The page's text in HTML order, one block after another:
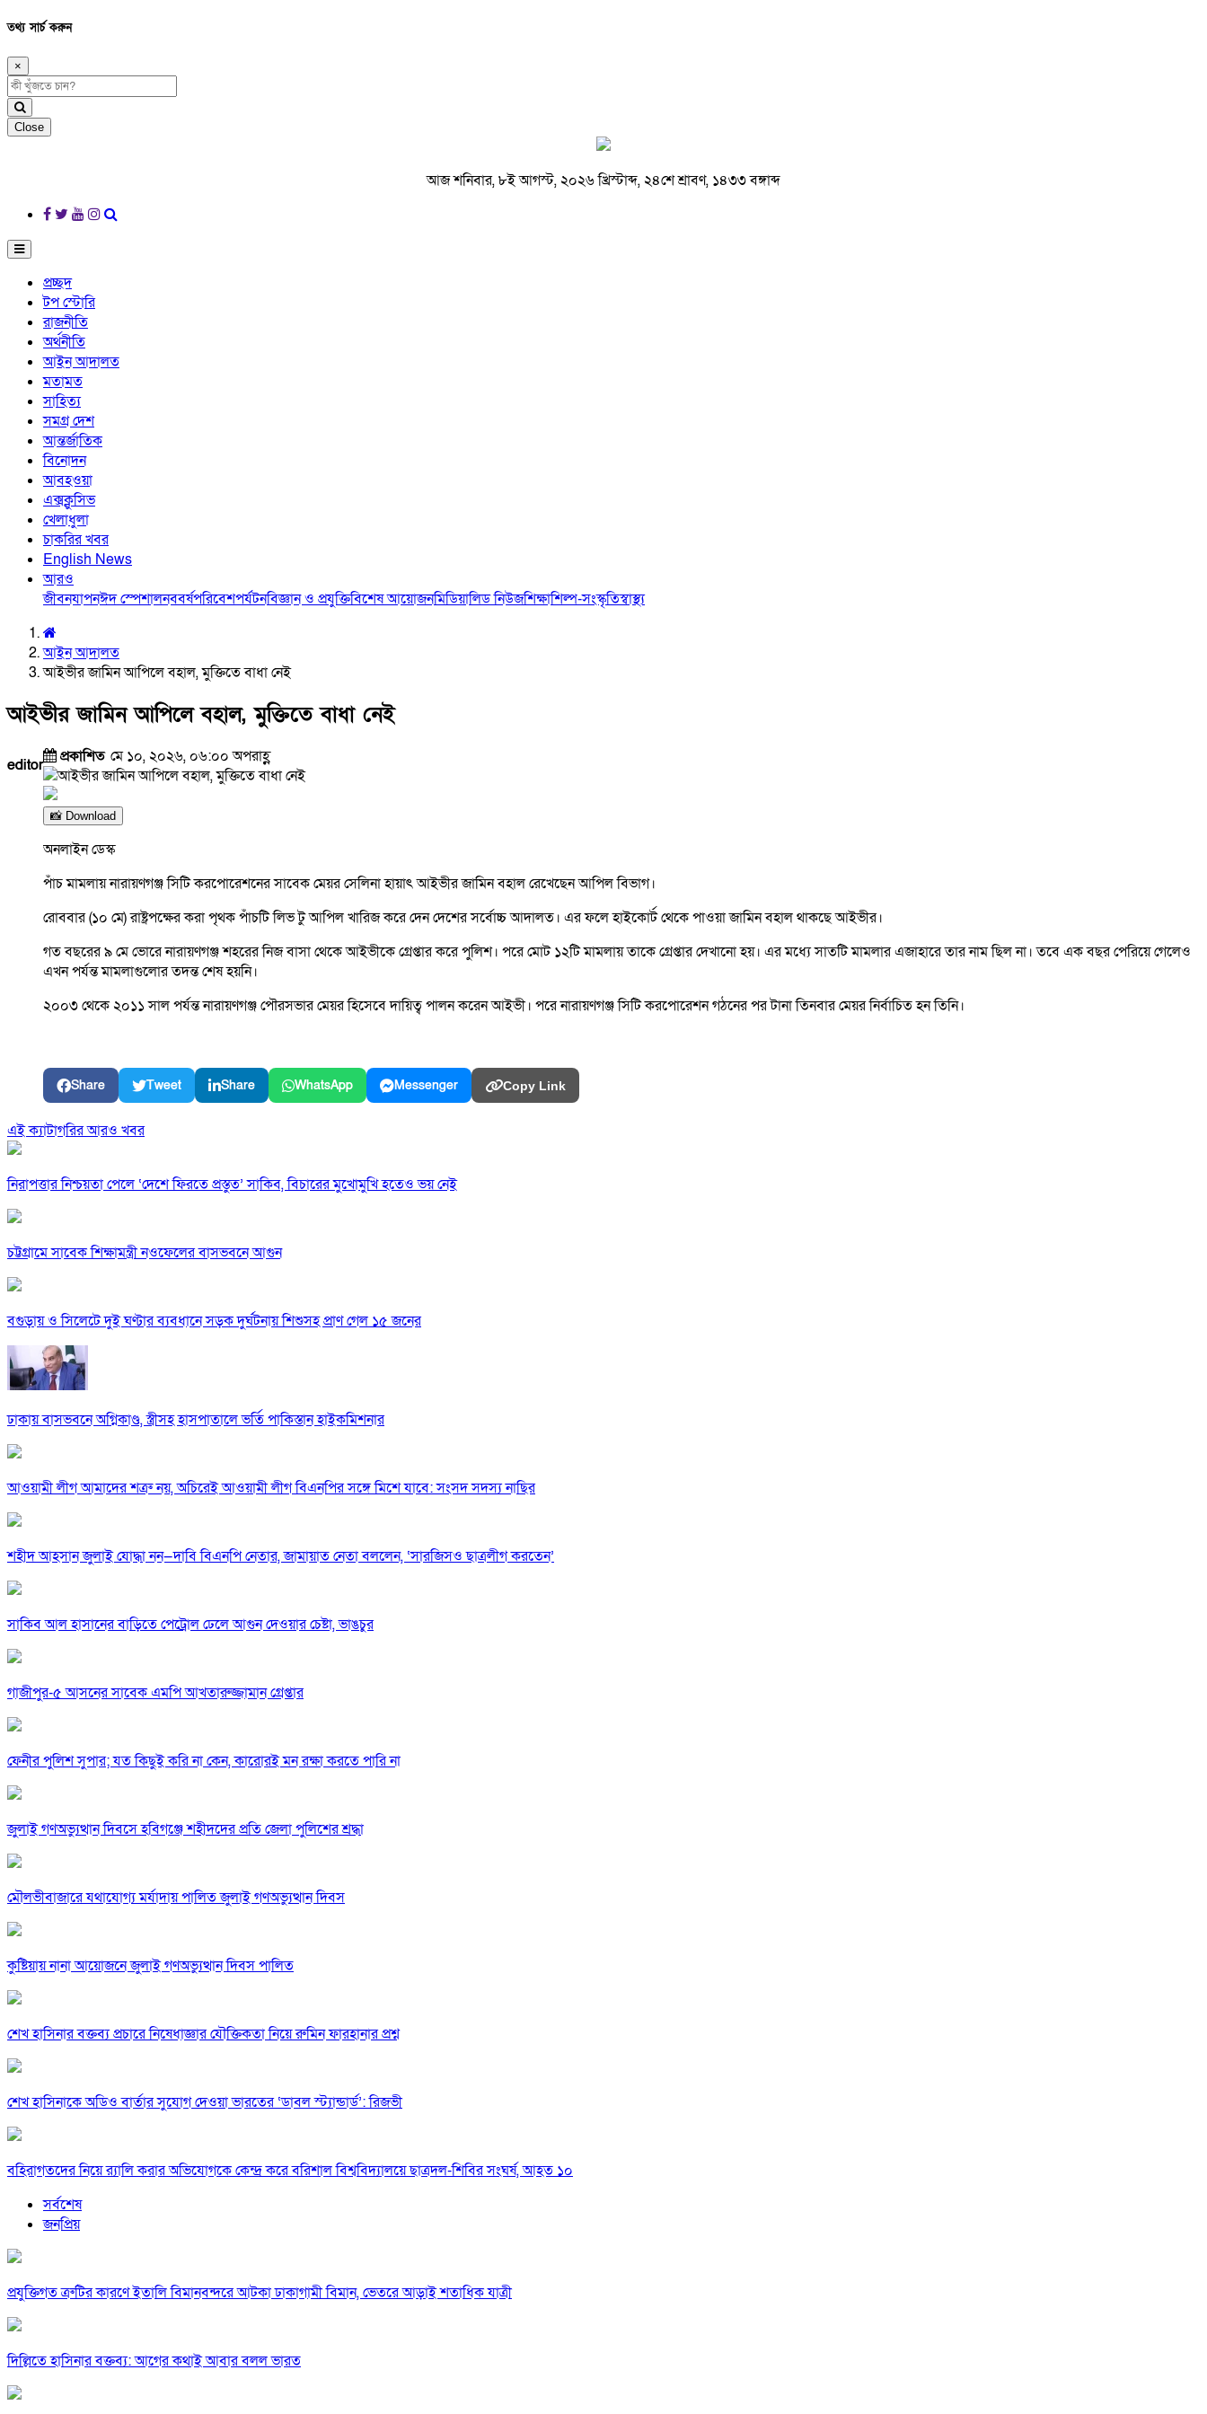
তথ্য সার্চ করুন
×
Close
আজ শনিবার, ৮ই আগস্ট, ২০২৬ খ্রিস্টাব্দ, ২৪শে শ্রাবণ, ১৪৩৩ বঙ্গাব্দ
প্রচ্ছদ
টপ স্টোরি
রাজনীতি
অর্থনীতি
আইন আদালত
মতামত
সাহিত্য
সমগ্র দেশ
আন্তর্জাতিক
বিনোদন
আবহওয়া
এক্সক্লুসিভ
খেলাধুলা
চাকরির খবর
English News
আরও
জীবনযাপনঈদ স্পেশালনববর্ষপরিবেশপর্যটনবিজ্ঞান ও প্রযুক্তিবিশেষ আয়োজনমিডিয়ালিড নিউজশিক্ষাশিল্প-সংস্কৃতিস্বাস্থ্য
আইন আদালত
আইভীর জামিন আপিলে বহাল, মুক্তিতে বাধা নেই
আইভীর জামিন আপিলে বহাল, মুক্তিতে বাধা নেই
editor প্রকাশিত মে ১০, ২০২৬, ০৬:০০ অপরাহ্ণ
📸 Download
অনলাইন ডেস্ক
পাঁচ মামলায় নারায়ণগঞ্জ সিটি করপোরেশনের সাবেক মেয়র সেলিনা হায়াৎ আইভীর জামিন বহাল রেখেছেন আপিল বিভাগ।
রোববার (১০ মে) রাষ্ট্রপক্ষের করা পৃথক পাঁচটি লিভ টু আপিল খারিজ করে দেন দেশের সর্বোচ্চ আদালত। এর ফলে হাইকোর্ট থেকে পাওয়া জামিন বহাল থাকছে আইভীর।
গত বছরের ৯ মে ভোরে নারায়ণগঞ্জ শহরের নিজ বাসা থেকে আইভীকে গ্রেপ্তার করে পুলিশ। পরে মোট ১২টি মামলায় তাকে গ্রেপ্তার দেখানো হয়। এর মধ্যে সাতটি মামলার এজাহারে তার নাম ছিল না। তবে এক বছর পেরিয়ে গেলেও
এখন পর্যন্ত মামলাগুলোর তদন্ত শেষ হয়নি।
২০০৩ থেকে ২০১১ সাল পর্যন্ত নারায়ণগঞ্জ পৌরসভার মেয়র হিসেবে দায়িত্ব পালন করেন আইভী। পরে নারায়ণগঞ্জ সিটি করপোরেশন গঠনের পর টানা তিনবার মেয়র নির্বাচিত হন তিনি।
Share Tweet Share WhatsApp Messenger Copy Link
এই ক্যাটাগরির আরও খবর
নিরাপত্তার নিশ্চয়তা পেলে ‘দেশে ফিরতে প্রস্তুত’ সাকিব, বিচারের মুখোমুখি হতেও ভয় নেই
চট্টগ্রামে সাবেক শিক্ষামন্ত্রী নওফেলের বাসভবনে আগুন
বগুড়ায় ও সিলেটে দুই ঘণ্টার ব্যবধানে সড়ক দুর্ঘটনায় শিশুসহ প্রাণ গেল ১৫ জনের
ঢাকায় বাসভবনে অগ্নিকাণ্ড, স্ত্রীসহ হাসপাতালে ভর্তি পাকিস্তান হাইকমিশনার
আওয়ামী লীগ আমাদের শত্রু নয়, অচিরেই আওয়ামী লীগ বিএনপির সঙ্গে মিশে যাবে: সংসদ সদস্য নাছির
শহীদ আহসান জুলাই যোদ্ধা নন—দাবি বিএনপি নেতার, জামায়াত নেতা বললেন, ‘সারজিসও ছাত্রলীগ করতেন’
সাকিব আল হাসানের বাড়িতে পেট্রোল ঢেলে আগুন দেওয়ার চেষ্টা, ভাঙচুর
গাজীপুর-৫ আসনের সাবেক এমপি আখতারুজ্জামান গ্রেপ্তার
ফেনীর পুলিশ সুপার; যত কিছুই করি না কেন, কারোরই মন রক্ষা করতে পারি না
জুলাই গণঅভ্যুত্থান দিবসে হবিগঞ্জে শহীদদের প্রতি জেলা পুলিশের শ্রদ্ধা
মৌলভীবাজারে যথাযোগ্য মর্যাদায় পালিত জুলাই গণঅভ্যুত্থান দিবস
কুষ্টিয়ায় নানা আয়োজনে জুলাই গণঅভ্যুত্থান দিবস পালিত
শেখ হাসিনার বক্তব্য প্রচারে নিষেধাজ্ঞার যৌক্তিকতা নিয়ে রুমিন ফারহানার প্রশ্ন
শেখ হাসিনাকে অডিও বার্তার সুযোগ দেওয়া ভারতের ‘ডাবল স্ট্যান্ডার্ড’: রিজভী
বহিরাগতদের নিয়ে র‍্যালি করার অভিযোগকে কেন্দ্র করে বরিশাল বিশ্ববিদ্যালয়ে ছাত্রদল-শিবির সংঘর্ষ, আহত ১০
সর্বশেষ
জনপ্রিয়
প্রযুক্তিগত ত্রুটির কারণে ইতালি বিমানবন্দরে আটকা ঢাকাগামী বিমান, ভেতরে আড়াই শতাধিক যাত্রী
দিল্লিতে হাসিনার বক্তব্য: আগের কথাই আবার বলল ভারত